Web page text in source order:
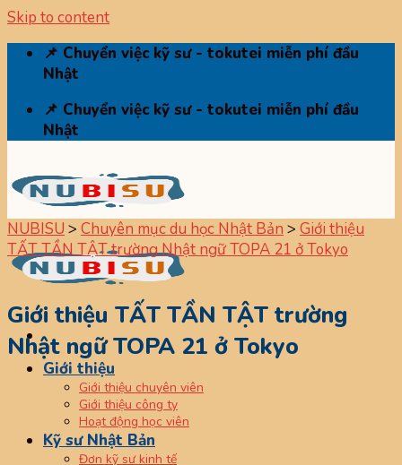
Skip to content
📌 Chuyển việc kỹ sư - tokutei miễn phí đầu
Nhật
📌 Chuyển việc kỹ sư - tokutei miễn phí đầu
Nhật
Giới thiệu
Giới thiệu chuyên viên
Giới thiệu công ty
Hoạt động học viên
Kỹ sư Nhật Bản
Đơn kỹ sư kinh tế
NUBISU > Chuyên mục du học Nhật Bản > Giới thiệu
TẤT TẦN TẬT trường Nhật ngữ TOPA 21 ở Tokyo
Giới thiệu TẤT TẦN TẬT trường
Nhật ngữ TOPA 21 ở Tokyo